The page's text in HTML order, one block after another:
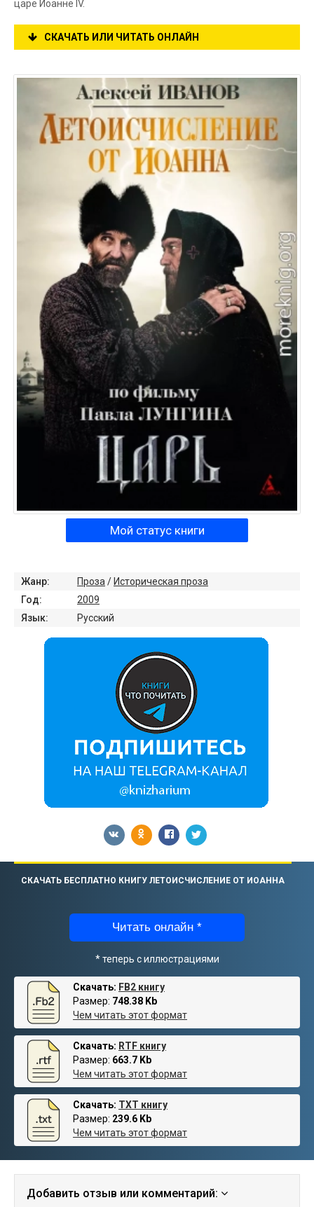
царе Иоанне IV.
СКАЧАТЬ ИЛИ ЧИТАТЬ ОНЛАЙН
Мой статус книги
Жанр: Проза/ Историческая проза
Год:
2009
Язык:
Русский
СКАЧАТЬ БЕСПЛАТНО КНИГУ ЛЕТОИСЧИСЛЕНИЕ ОТ ИОАННА
Читать онлайн *
* теперь с иллюстрациями
Скачать: FB2 книгу
Размер: 748.38 Kb
Чем читать этот формат
Скачать: RTF книгу
Размер: 663.7 Kb
Чем читать этот формат
Скачать: TXT книгу
Размер: 239.6 Kb
Чем читать этот формат
Добавить отзыв или комментарий: